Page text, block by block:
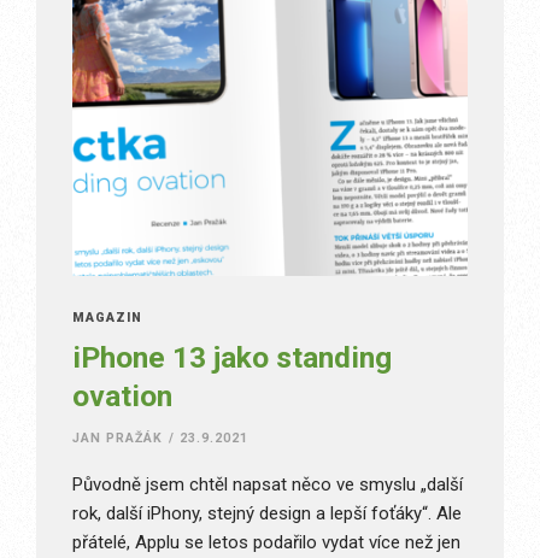
MAGAZÍN
iPhone 13 jako standing
ovation
JAN PRAŽÁK / 23.9.2021
Původně jsem chtěl napsat něco ve smyslu „další
rok, další iPhony, stejný design a lepší foťáky“. Ale
přátelé, Applu se letos podařilo vydat více než jen